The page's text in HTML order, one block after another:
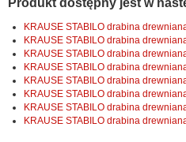
Produkt dostępny jest w
KRAUSE STABILO drabina
KRAUSE STABILO drabina
KRAUSE STABILO drabina
KRAUSE STABILO drabina
KRAUSE STABILO drabina
KRAUSE STABILO drabina
KRAUSE STABILO drabina
KRAUSE STABILO drabina